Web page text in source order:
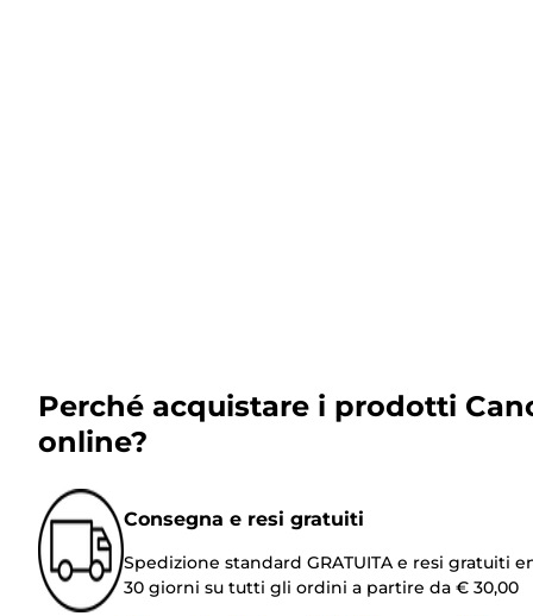
Perché acquistare i prodotti
online?
Consegna e resi gratuiti
Spedizione standard GRATUITA e resi gratuiti
30 giorni su tutti gli ordini a partire da € 30,00